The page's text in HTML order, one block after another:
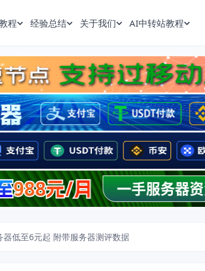
程 经验总结 关于我们 AI中转站教程
器低至6元起 附带服务器测评数据